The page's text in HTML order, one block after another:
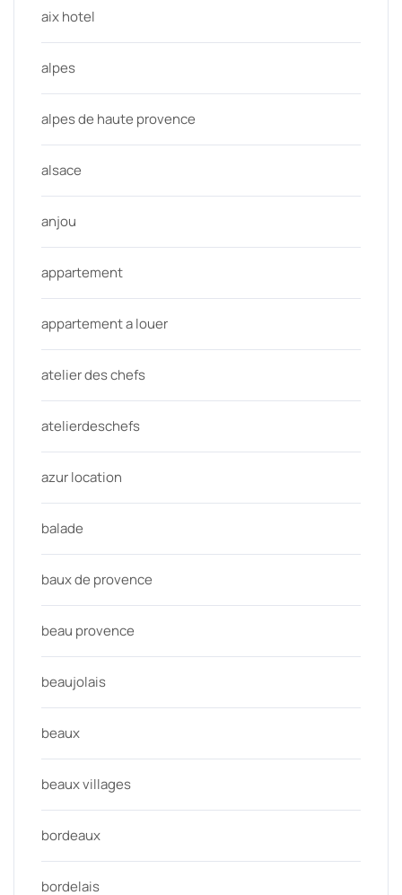
aix hotel
alpes
alpes de haute provence
alsace
anjou
appartement
appartement a louer
atelier des chefs
atelierdeschefs
azur location
balade
baux de provence
beau provence
beaujolais
beaux
beaux villages
bordeaux
bordelais